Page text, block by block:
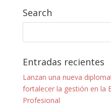
Search
Entradas recientes
Lanzan una nueva
fortalecer la gestión en la
Profesional